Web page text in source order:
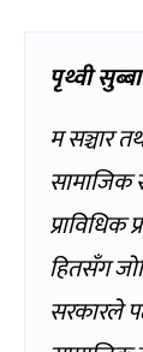
पृथ्वी
म सञ्चार
सामाजिक
प्राविधिक
हितसँग
सरकारले